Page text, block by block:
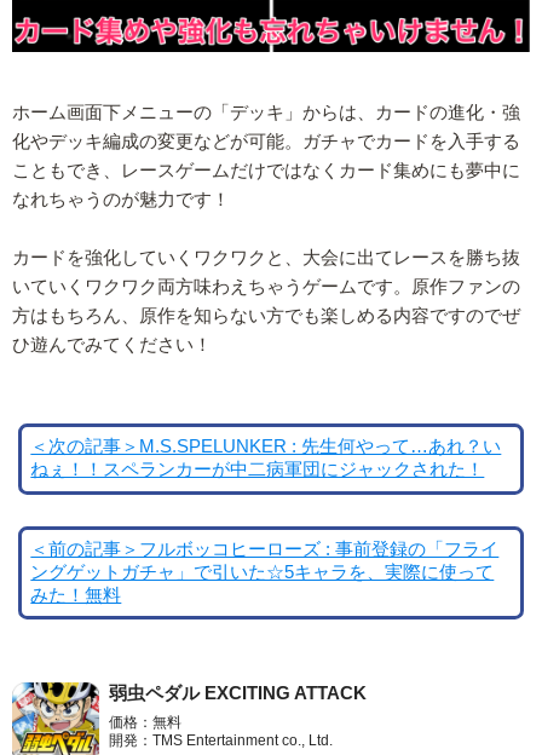
ホーム画面下メニューの「デッキ」からは、カードの進化・強
化やデッキ編成の変更などが可能。ガチャでカードを入手する
こともでき、レースゲームだけではなくカード集めにも夢中に
なれちゃうのが魅力です！
カードを強化していくワクワクと、大会に出てレースを勝ち抜
いていくワクワク両方味わえちゃうゲームです。原作ファンの
方はもちろん、原作を知らない方でも楽しめる内容ですのでぜ
ひ遊んでみてください！
＜次の記事＞M.S.SPELUNKER : 先生何やって…あれ？い
ねぇ！！スペランカーが中二病軍団にジャックされた！
＜前の記事＞フルボッコヒーローズ : 事前登録の「フライ
ングゲットガチャ」で引いた☆5キャラを、実際に使って
みた！無料
弱虫ペダル EXCITING ATTACK
価格：無料
開発：TMS Entertainment co., Ltd.